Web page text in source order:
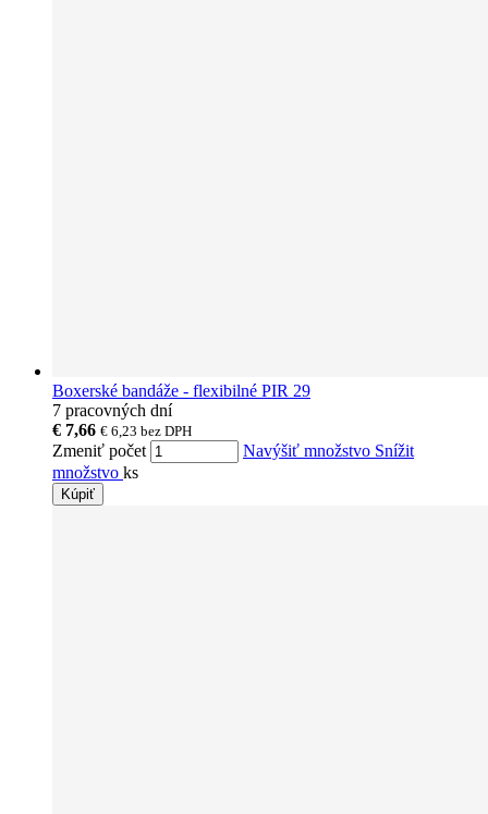
Boxerské bandáže - flexibilné PIR 29
7 pracovných dní
€ 7,66 € 6,23 bez DPH
Zmeniť počet Navýšiť množstvo Snížit
množstvo ks
Kúpiť